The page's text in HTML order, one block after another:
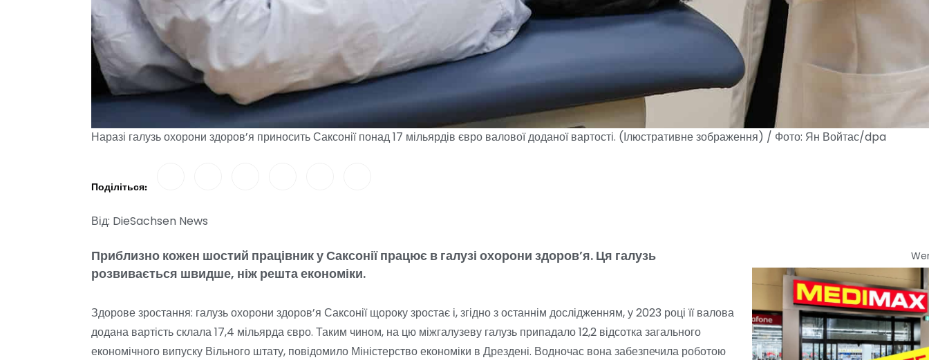
Наразі галузь охорони здоров’я приносить Саксонії понад 17 мільярдів євро валової доданої вартості. (Ілюстративне зображення) / Фото: Ян Войтас/dpa
Поділіться:
Від: DieSachsen News
Приблизно кожен шостий працівник у Саксонії працює в галузі охорони здоров’я. Ця галузь
розвивається швидше, ніж решта економіки.
Здорове зростання: галузь охорони здоров’я Саксонії щороку зростає і, згідно з останнім дослідженням, у 2023 році її валова
додана вартість склала 17,4 мільярда євро. Таким чином, на цю міжгалузеву галузь припадало 12,2 відсотка загального
економічного випуску Вільного штату, повідомило Міністерство економіки в Дрездені. Водночас вона забезпечила роботою